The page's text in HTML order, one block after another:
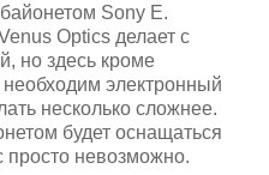
Sony E.
Optics делает с
но здесь кроме
электронный
несколько сложнее.
будет оснащаться
просто невозможно.